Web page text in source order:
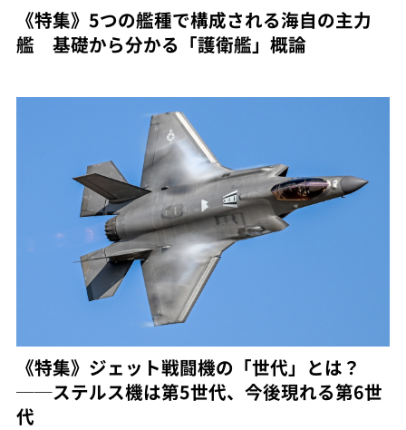
《特集》5つの艦種で構成される海自の主力
艦 基礎から分かる「護衛艦」概論
《特集》ジェット戦闘機の「世代」とは？
──ステルス機は第5世代、今後現れる第6世
代